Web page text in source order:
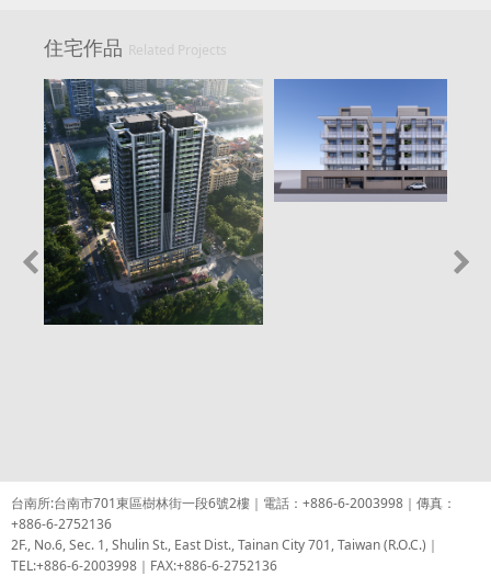
住宅作品 Related Projects
台南所:台南市701東區樹林街一段6號2樓｜電話：+886-6-2003998｜傳真：
+886-6-2752136
2F., No.6, Sec. 1, Shulin St., East Dist., Tainan City 701, Taiwan (R.O.C.)｜
TEL:+886-6-2003998｜FAX:+886-6-2752136